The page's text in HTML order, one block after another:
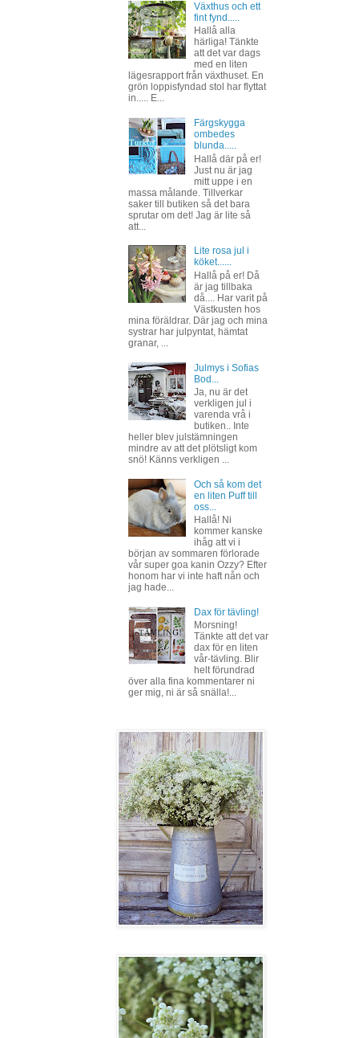
Växthus och ett
fint fynd.....
Hallå alla
härliga! Tänkte
att det var dags
med en liten
lägesrapport från växthuset. En
grön loppisfyndad stol har flyttat
in..... E...
Färgskygga
ombedes
blunda.....
Hallå där på er!
Just nu är jag
mitt uppe i en
massa målande. Tillverkar
saker till butiken så det bara
sprutar om det! Jag är lite så
att...
Lite rosa jul i
köket......
Hallå på er! Då
är jag tillbaka
då.... Har varit på
Västkusten hos
mina föräldrar. Där jag och mina
systrar har julpyntat, hämtat
granar, ...
Julmys i Sofias
Bod...
Ja, nu är det
verkligen jul i
varenda vrå i
butiken.. Inte
heller blev julstämningen
mindre av att det plötsligt kom
snö! Känns verkligen ...
Och så kom det
en liten Puff till
oss...
Hallå! Ni
kommer kanske
ihåg att vi i
början av sommaren förlorade
vår super goa kanin Ozzy? Efter
honom har vi inte haft nån och
jag hade...
Dax för tävling!
Morsning!
Tänkte att det var
dax för en liten
vår-tävling. Blir
helt förundrad
över alla fina kommentarer ni
ger mig, ni är så snälla!...